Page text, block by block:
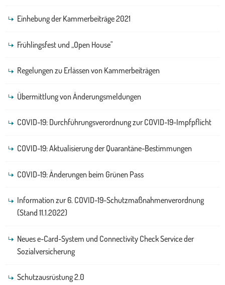
Einhebung der Kammerbeiträge 2021
Frühlingsfest und „Open House"
Regelungen zu Erlässen von Kammerbeiträgen
Übermittlung von Änderungsmeldungen
COVID-19: Durchführungsverordnung zur COVID-19-Impfpflicht
COVID-19: Aktualisierung der Quarantäne-Bestimmungen
COVID-19: Änderungen beim Grünen Pass
Information zur 6. COVID-19-Schutzmaßnahmenverordnung
(Stand 11.1.2022)
Neues e-Card-System und Connectivity Check Service der
Sozialversicherung
Schutzausrüstung 2.0